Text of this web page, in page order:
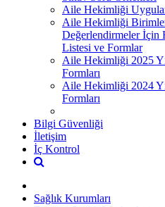
Aile Hekimliği
Aile Hekimliği
Değerlendirmeler İçin
Listesi ve Formlar
Aile Hekimliği 2025
Formları
Aile Hekimliği 2024
Formları
Bilgi Güvenliği
İletişim
İç Kontrol
Sağlık Kurumları